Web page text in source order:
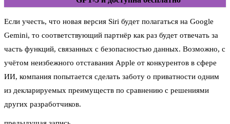
Если учесть, что новая версия Siri будет полагаться на Google
Gemini, то соответствующий партнёр как раз будет отвечать за
часть функций, связанных с безопасностью данных. Возможно, с
учётом неизбежного отставания Apple от конкурентов в сфере
ИИ, компания попытается сделать заботу о приватности одним
из декларируемых преимуществ по сравнению с решениями
других разработчиков.